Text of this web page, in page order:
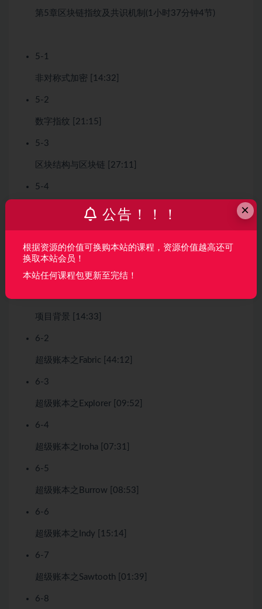
第5章 区块链指纹及共识机制 (1小时37分钟4节)
5-1
非对称式加密 [14:32]
5-2
数字指纹 [21:15]
5-3
区块结构与区块链 [27:11]
5-4
共识机制 [34:17]
第6章超级账本Hyperledger(2小时15分钟11节)
项目背景 [14:33]
6-2
超级账本之Fabric [44:12]
6-3
超级账本之Explorer [09:52]
6-4
超级账本之Iroha [07:31]
6-5
超级账本之Burrow [08:53]
6-6
超级账本之Indy [15:14]
6-7
超级账本之Sawtooth [01:39]
6-8
×
公告！！！
根据资源的价值可换购本站的课程，资源价值越高还可
换取本站会员！
本站任何课程包更新至完结！